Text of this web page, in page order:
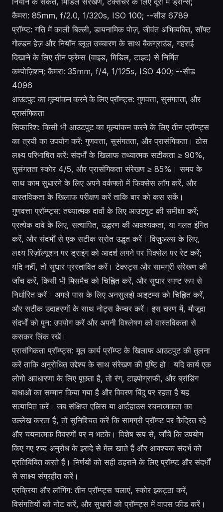
कैमरा: 85mm, f/2.0, 1/320s, ISO 100; --सीड 6789
प्रॉम्प्ट: गति में काली बिल्ली, डायनामिक पोज़, जीवंत अभिव्यक्ति, सॉफ्ट
गोल्डन हेज़ और नियॉन ब्लूज़ उच्चारण के साथ बैकग्राउंड, गहराई
दिखाने के लिए तीन फ्रेम्स (वाइड, मिडिल, टाइट) से निर्मित
कम्पोज़िशन; कैमरा: 35mm, f/4, 1/125s, ISO 400; --सीड
4096
आउटपुट का मूल्यांकन करने के लिए प्रॉम्प्ट्स: गुणवत्ता, सुसंगतता, और
प्रासंगिकता
सिफारिश: किसी भी आउटपुट का मूल्यांकन करने के लिए तीन प्रॉम्प्ट्स
का त्रयी का उपयोग करें: गुणवत्ता, सुसंगतता, और प्रासंगिकता। ठोस
लक्ष्य परिभाषित करें: संदर्भों के खिलाफ तथ्यात्मक सटीकता ≥ 90%,
सुसंगतता स्कोर 4/5, और प्रासंगिकता संरेखण ≥ 85%। समय के
साथ काम सुधारने के लिए अपने वर्कफ्लो में फिक्सेस लॉग करें, और
वास्तविकता के खिलाफ परीक्षण करें ताकि बार को कस सकें।
गुणवत्ता प्रॉम्प्ट्स: तथ्यात्मक दावों के लिए आउटपुट की समीक्षा करें;
प्रत्येक दावे के लिए, सत्यापित, उद्धरण की आवश्यकता, या गलत इंगित
करें, और संदर्भों से एक सटीक स्रोत उद्धृत करें। विज़ुअल्स के लिए,
लक्ष्य रिज़ॉल्यूशन पर ड्राइंग को आदर्श लगने पर पिक्सेल पर रेट करें;
यदि नहीं, तो सुधार प्रस्तावित करें। टेक्स्ट्स और सामग्री संरेखण की
जाँच करें, किसी भी मिसमैच को चिह्नित करें, और सुधार स्पष्ट रूप से
निर्धारित करें। अगले पास के लिए अनसुलझे आइटम्स को चिह्नित करें,
और सटीक उदाहरणों के साथ नोट्स कैप्चर करें। इस चरण में, मौजूदा
संदर्भों को पुन: उपयोग करें और अपनी विश्लेषण को वास्तविकता से
कसकर लिंक रखें।
प्रासंगिकता प्रॉम्प्ट्स: मूल कार्य प्रॉम्प्ट के खिलाफ आउटपुट की तुलना
करें ताकि अनुरोधित उद्देश्य के साथ संरेखण की पुष्टि हो। यदि कार्य एक
लोगो अवधारणा के लिए पूछता है, तो रंग, टाइपोग्राफी, और ब्रांडिंग
बाधाओं का सम्मान किया गया है और विवरण बिंदु पर रहता है यह
सत्यापित करें। जब संक्षिप्त एलिस या आर्टहाउस रचनात्मकता का
उल्लेख करता है, तो सुनिश्चित करें कि सामग्री प्रॉम्प्ट पर केंद्रित रहे
और चयनात्मक विवरणों पर न भटके। विशेष रूप से, जाँचें कि उपयोग
किए गए शब्द अनुरोध के इरादे से मेल खाते हैं और आवश्यक संदर्भ को
प्रतिबिंबित करते हैं। निर्णयों को सही ठहराने के लिए प्रॉम्प्ट और संदर्भों
से साक्ष्य संग्रहीत करें।
प्रक्रिया और लॉगिंग: तीन प्रॉम्प्ट्स चलाएं, स्कोर इकट्ठा करें,
विसंगतियों को नोट करें, और सुधारों को प्रॉम्प्ट्स में वापस फीड करें।